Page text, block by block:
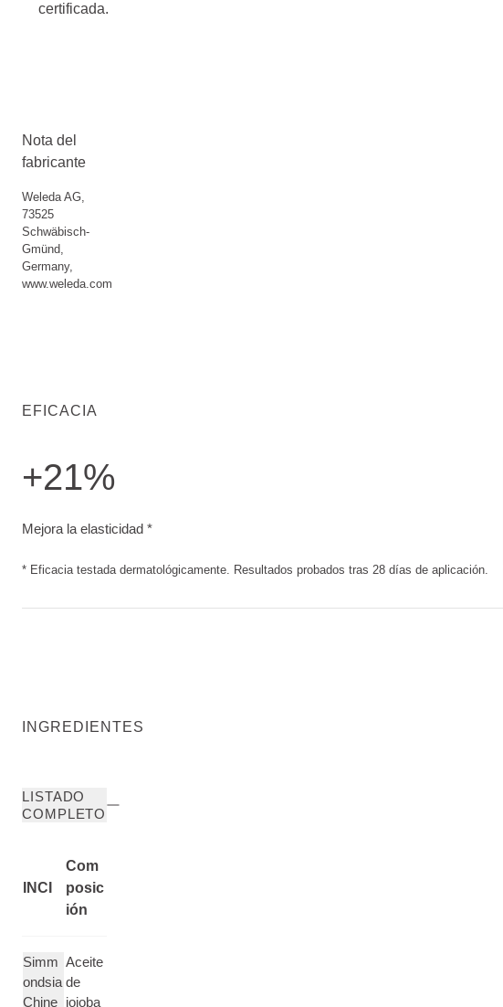
certificada.
Nota del
fabricante
Weleda AG,
73525
Schwäbisch-
Gmünd,
Germany,
www.weleda.com
EFICACIA
+21%
Mejora la elasticidad *
* Eficacia testada dermatológicamente. Resultados probados tras 28 días de aplicación.
INGREDIENTES
LISTADO
COMPLETO
INCI
Com
posic
ión
Simm
ondsia
Chine
Aceite
de
jojoba